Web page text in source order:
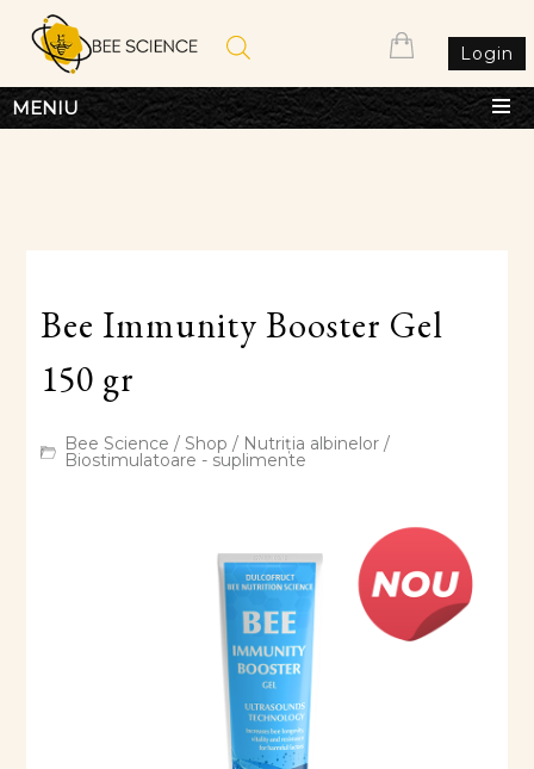
Login
MENIU
Bee Immunity Booster Gel
150 gr
Bee Science / Shop / Nutriția albinelor /
Biostimulatoare - suplimente